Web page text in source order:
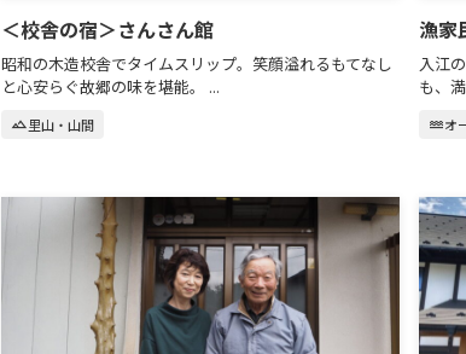
＜校舎の宿＞さんさん館
昭和の木造校舎でタイムスリップ。笑顔溢れるもてなし
と心安らぐ故郷の味を堪能。 ...
landscape里山・山間
漁家
入江
も、
waterオ